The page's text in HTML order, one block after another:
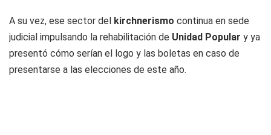
A su vez, ese sector del kirchnerismo continua en sede
judicial impulsando la rehabilitación de Unidad Popular y ya
presentó cómo serían el logo y las boletas en caso de
presentarse a las elecciones de este año.